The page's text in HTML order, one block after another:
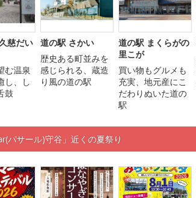
慈だい
む温泉
し、し
鼓
道の駅 さかい
歴史ある町並みを
感じられる、蔵造
り風の道の駅
道の駅 まくらがの
里こが
買い物もグルメも
充実、地元産にこ
だわりぬいた道の
駅
パサール)守谷」近くの夏祭り